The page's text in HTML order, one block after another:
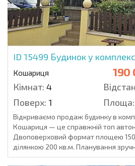
ID 15499 Будинок у
Кошариця 190
Кімнат: 4
Поверх: 1 Площа:
Відкриваємо продаж будинку в
Кошариця — це справжній топ
Двоповерховий формат площею 150
ділянкою 200 кв.м. Планування